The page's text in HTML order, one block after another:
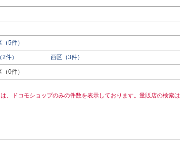
5件）
件） 西区（3件）
0件）
、ドコモショップのみの件数を表示しております。量販店の検索は